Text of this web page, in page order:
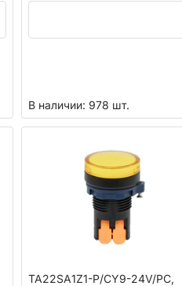
В наличии: 978 шт.
TA22SA1Z1-P/CY9-24V/PC,